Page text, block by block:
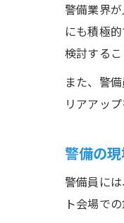
警備業界
にも積極
検討するこ
また、警
リアアッ
警備の
警備員に
ト会場で